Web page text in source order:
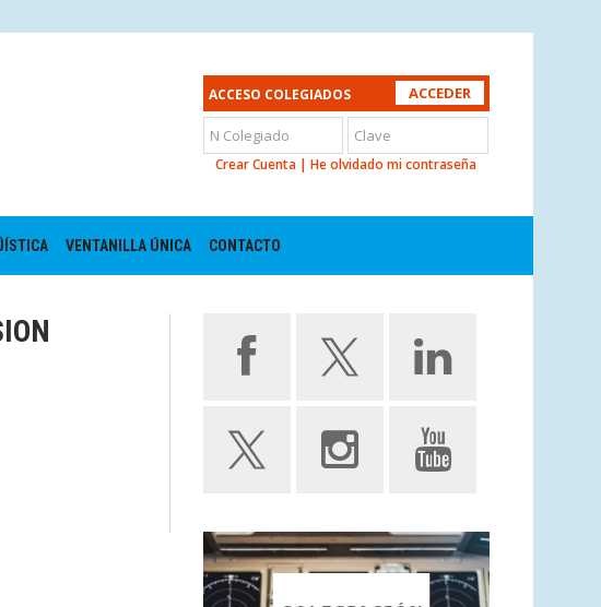
ACCESO COLEGIADOS
Crear Cuenta |He olvidado mi contraseña
VENTANILLA ÚNICA CONTACTO